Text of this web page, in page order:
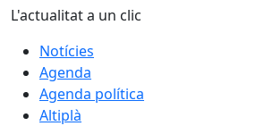
L'actualitat a un clic
Notícies
Agenda
Agenda política
Altiplà